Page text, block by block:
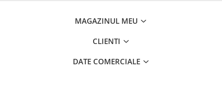
MAGAZINUL MEU
CLIENTI
DATE COMERCIALE